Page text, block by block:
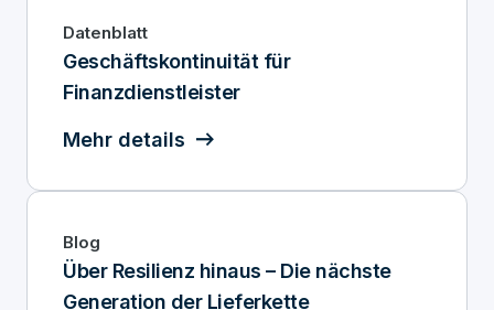
Datenblatt
Geschäftskontinuität für
Finanzdienstleister
Mehr details
Blog
Über Resilienz hinaus – Die nächste
Generation der Lieferkette